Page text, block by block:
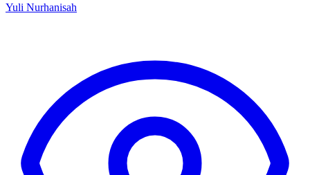
Yuli Nurhanisah